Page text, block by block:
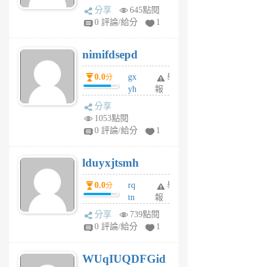
U
F
U
5
個
月
分享
645點閱
0 評論/給分
1
nimifdsepd
0.0分
gx
yh
jl
月
前
舉
報
分享
1053點閱
0 評論/給分
1
lduyxjtsmh
0.0分
rq
tn
jt
gl
個
舉
報
分享
739點閱
0 評論/給分
1
WUqIUQDFGid